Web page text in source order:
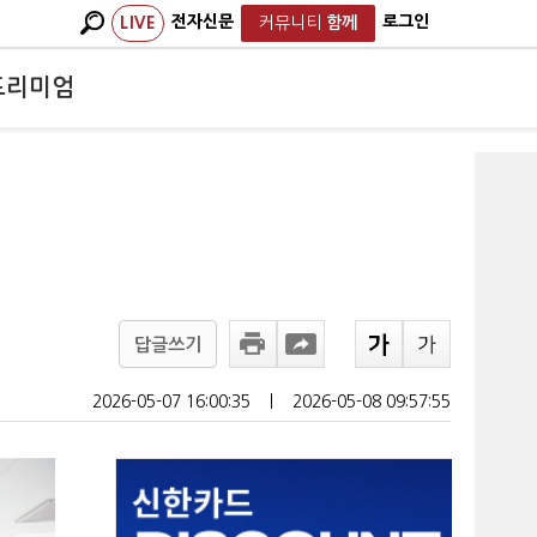
LIVE 전자신문 커뮤니티 함께 로그인
리미엄
답글쓰기
2026-05-07 16:00:35 2026-05-08 09:57:55